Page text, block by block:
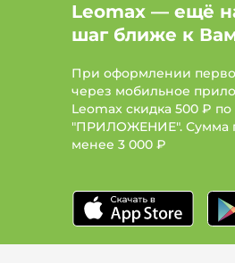
Leomax — ещё
шаг ближе к
При оформлении
через мобильное
Leomax скидка 500 ₽
"ПРИЛОЖЕНИЕ". Сумма
менее 3 000 ₽